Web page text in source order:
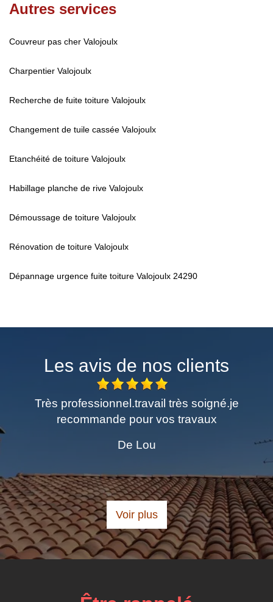
Autres services
Couvreur pas cher Valojoulx
Charpentier Valojoulx
Recherche de fuite toiture Valojoulx
Changement de tuile cassée Valojoulx
Etanchéité de toiture Valojoulx
Habillage planche de rive Valojoulx
Démoussage de toiture Valojoulx
Rénovation de toiture Valojoulx
Dépannage urgence fuite toiture Valojoulx 24290
Les avis de nos clients
Très professionnel.travail très soigné.je
recommande pour vos travaux
De Lou
Voir plus